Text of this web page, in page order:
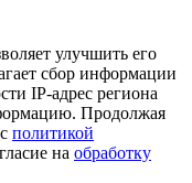
улучшить его
сбор информации
IP-адрес региона
Продолжая
политикой
на обработку